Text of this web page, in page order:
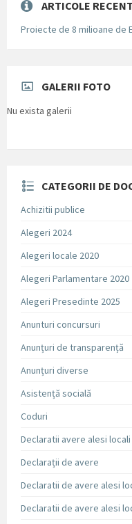
ARTICOLE
Proiecte de 8 milioane de
GALERII FOTO
Nu exista galerii
CATEGORII DE
Achizitii publice
Alegeri 2024
Alegeri locale 2020
Alegeri Parlamentare 2020
Alegeri Presedinte 2025
Anunturi concursuri
Anunțuri de transparență
Anunțuri diverse
Asistență socială
Coduri
Declaratii avere alesi
Declarații de avere
Declaratii de avere alesi
Declaratii de avere alesi